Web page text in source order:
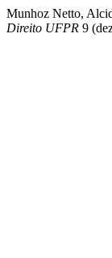
Munhoz Netto,
Direito UFPR 9